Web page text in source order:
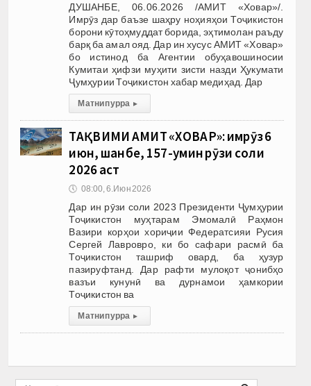
ДУШАНБЕ, 06.06.2026 /АМИТ «Ховар»/.
Имрӯз дар баъзе шаҳру ноҳияҳои Тоҷикистон
борони кӯтоҳмуддат борида, эҳтимолан раъду
барқ ба амал ояд. Дар ин хусус АМИТ «Ховар»
бо истинод ба Агентии обуҳавошиносии
Кумитаи ҳифзи муҳити зисти назди Ҳукумати
Ҷумҳурии Тоҷикистон хабар медиҳад. Дар
Матни пурра ▸
ТАҚВИМИ АМИТ «ХОВАР»: имрӯз 6
июн, шанбе, 157-умин рӯзи соли
2026 аст
🕔 08:00, 6.Июн 2026
Дар ин рӯзи соли 2023 Президенти Ҷумҳурии
Тоҷикистон муҳтарам Эмомалӣ Раҳмон
Вазири корҳои хориҷии Федератсияи Русия
Сергей Лавровро, ки бо сафари расмӣ ба
Тоҷикистон ташриф овард, ба ҳузур
пазируфтанд. Дар рафти мулоқот ҷонибҳо
вазъи кунунӣ ва дурнамои ҳамкории
Тоҷикистон ва
Матни пурра ▸